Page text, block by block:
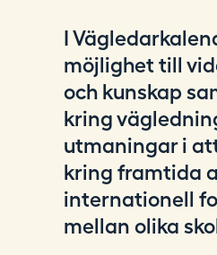
I
möjlighet till
och kunskap
kring
utmaningar i
kring framtida
internationell
mellan olika